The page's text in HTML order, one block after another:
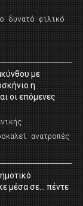
δυνατό φιλικό
με
η
οι επόμενες
ανατροπές
μέσα σε… πέντε